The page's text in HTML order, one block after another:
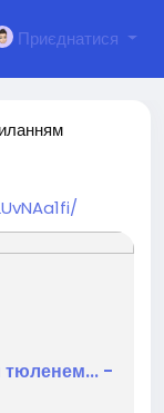
Приєднатися
тюленем... -